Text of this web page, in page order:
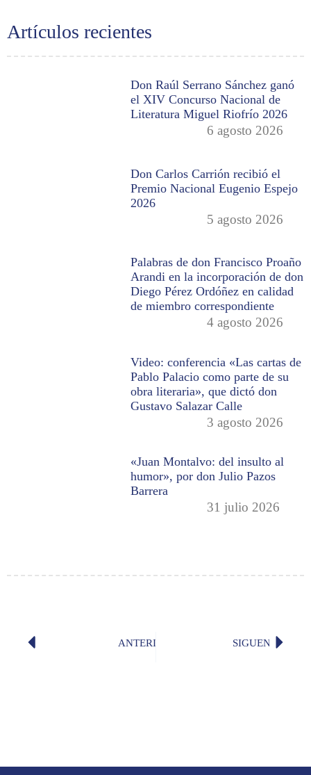
Artículos recientes
Don Raúl Serrano Sánchez ganó
el XIV Concurso Nacional de
Literatura Miguel Riofrío 2026
6 agosto 2026
Don Carlos Carrión recibió el
Premio Nacional Eugenio Espejo
2026
5 agosto 2026
Palabras de don Francisco Proaño
Arandi en la incorporación de don
Diego Pérez Ordóñez en calidad
de miembro correspondiente
4 agosto 2026
Video: conferencia «Las cartas de
Pablo Palacio como parte de su
obra literaria», que dictó don
Gustavo Salazar Calle
3 agosto 2026
«Juan Montalvo: del insulto al
humor», por don Julio Pazos
Barrera
31 julio 2026
ANTERIOR «La última tarde» (José María Egas)
SIGUENTE«Nada